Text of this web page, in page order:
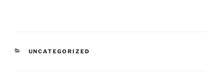
KATEGORIEN
UNCATEGORIZED